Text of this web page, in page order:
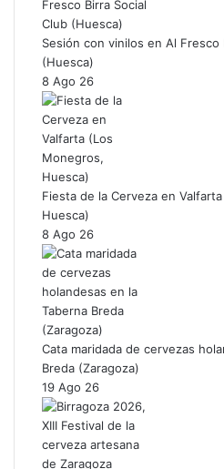
Sesión con vinilos en Al Fresco
(Huesca)
8 Ago 26
Fiesta de la Cerveza en
Huesca)
8 Ago 26
Cata maridada de cervezas
Breda (Zaragoza)
19 Ago 26